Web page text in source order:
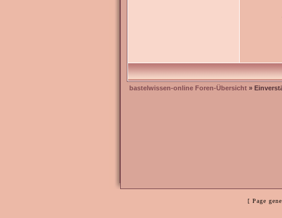
bastelwissen-online Foren-Übersicht »
[ Page